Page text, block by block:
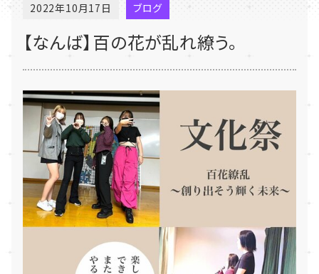
2022年10月17日 ブログ
【なんば】百の花が乱れ繚う。